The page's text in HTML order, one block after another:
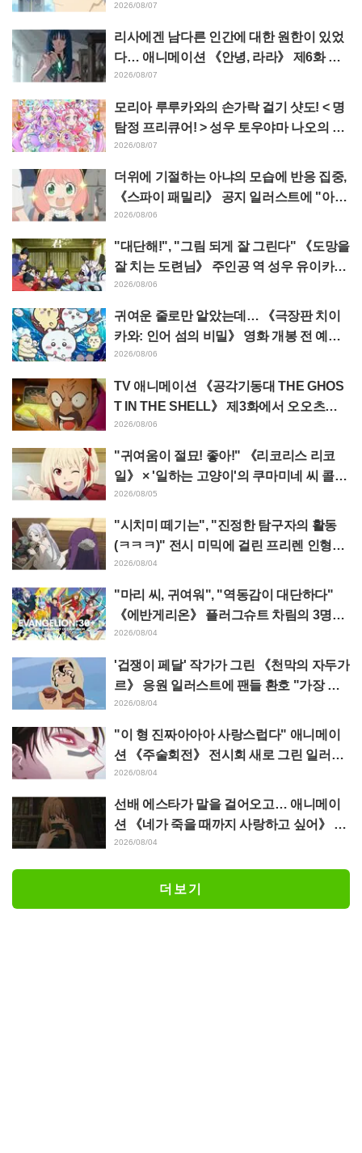
틀을 넘어 공명하는 호화로운 한
장으로 완성되었다.
'암흑룡의 뿔' 공개에 팬들 경악
2026/08/07
리사에겐 남다른 인간에 대한 원한이 있었
다… 애니메이션 《안녕, 라라》 제6화 줄
거리·선공개 컷 공개
2026/08/07
모리아 루루카와의 손가락 걸기 샷도! < 명
탐정 프리큐어! > 성우 토우야마 나오의 드
림 스테이지 관람 보고에 "W 아르카나다"
반응
2026/08/07
더위에 기절하는 아냐의 모습에 반응 집중,
《스파이 패밀리》 공지 일러스트에 "아냐
가 녹고 있다"
2026/08/06
"대단해!", "그림 되게 잘 그린다" 《도망을
잘 치는 도련님》 주인공 역 성우 유이카와
아사키의 제13화 ED 일러스트에 찬사 속
출
2026/08/06
귀여운 줄로만 알았는데… 《극장판 치이
카와: 인어 섬의 비밀》 영화 개봉 전 예습
영상이 "생각 이상으로 가혹하다", "노동
얘기뿐이다"라며 갭에 놀라는 목소리
2026/08/06
TV 애니메이션 《공각기동대 THE GHOS
T IN THE SHELL》 제3화에서 오오츠카
아키오가 연기하는 마레스 대령 등장! 캐스
트 코멘트 & 엔드 카드 공개
2026/08/06
"귀여움이 절묘! 좋아!" 《리코리스 리코
일》 × '일하는 고양이'의 쿠마미네 씨 콜라
보 발표에 "좋아!" 반응 잇따라
2026/08/05
"시치미 떼기는", "진정한 탐구자의 활동
(ㅋㅋㅋ)" 전시 미믹에 걸린 프리렌 인형에
태클 쇄도 《장송의 프리렌》
2026/08/04
"마리 씨, 귀여워", "역동감이 대단하다"
《에반게리온》 플러그슈트 차림의 3명을
그린 마츠바라 히데노리 씨의 아름다운 드
2026/08/04
'겁쟁이 페달' 작가가 그린 《천막의 자두가
르》 응원 일러스트에 팬들 환호 "가장 평
소 그림체가 다른 사람이 그리면 이렇게 된
다"
2026/08/04
"이 형 진짜아아아 사랑스럽다" 애니메이
션 《주술회전》 전시회 새로 그린 일러스
트에서 이타도리 유지에게 다가가는 초소
에 팬들 환호
2026/08/04
선배 에스타가 말을 걸어오고… 애니메이
션 《네가 죽을 때까지 사랑하고 싶어》 제
5화 줄거리·장면 컷·WEB 예고·에피소드
2026/08/04
더보기